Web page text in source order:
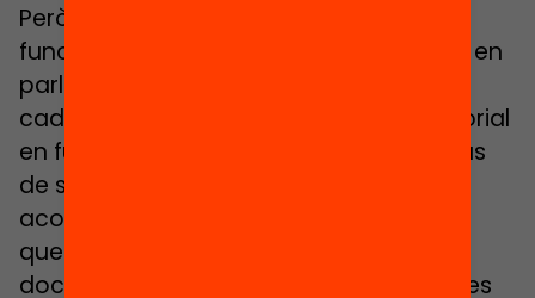
Però per tirar endavant totes aquestes
funcions, és necessari que els claustres en
parlin, busquin solucions adaptades a
cada cas i revisin el seu Pla d’Acció Tutorial
en funció d’aquest nou context. En el cas
de secundària, cal evitar que aquest
acompanyament emocional i personal
quedi repartit (o diluït!) entre un equip
docent de diverses persones. Les tutories